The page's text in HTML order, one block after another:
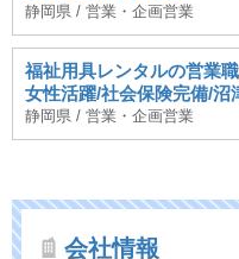
静岡県 / 営業・企画営業
福祉用具レンタルの営業
女性活躍/社会保険完備/沼
静岡県 / 営業・企画営業
会社情報